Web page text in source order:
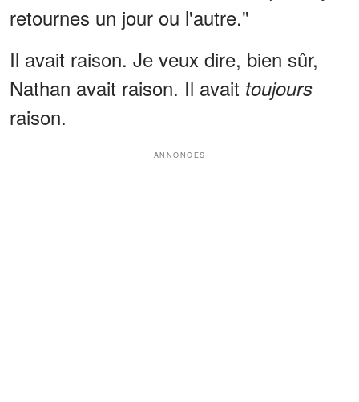
retournes un jour ou l'autre."
Il avait raison. Je veux dire, bien sûr,
Nathan avait raison. Il avait toujours
raison.
ANNONCES